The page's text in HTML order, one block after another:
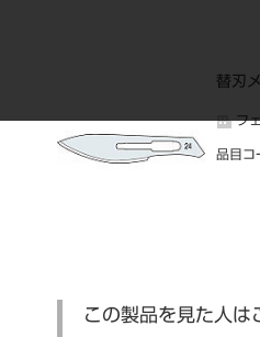
替刃
フ
品目コ
この製品を見た人は